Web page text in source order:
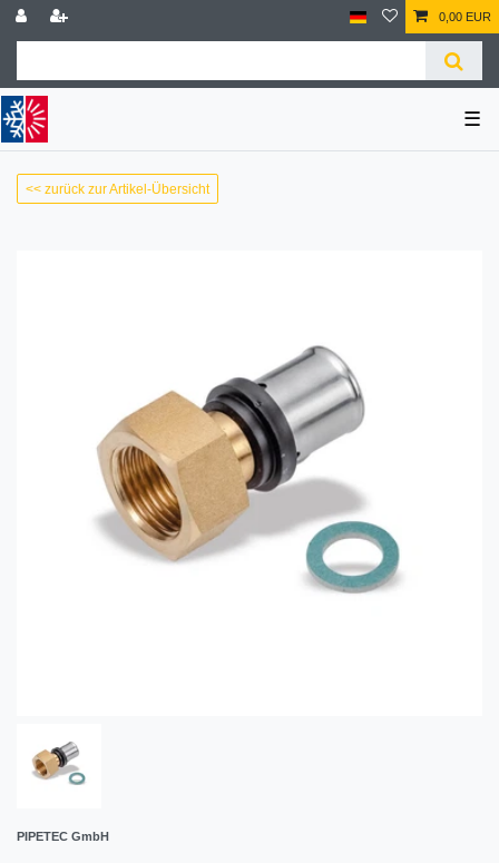
0,00 EUR
☰
<< zurück zur Artikel-Übersicht
PIPETEC GmbH